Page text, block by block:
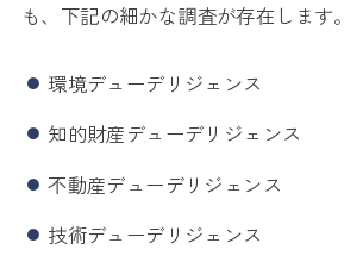
も、下記の細かな調査が存在します。
環境デューデリジェンス
知的財産デューデリジェンス
不動産デューデリジェンス
技術デューデリジェンス